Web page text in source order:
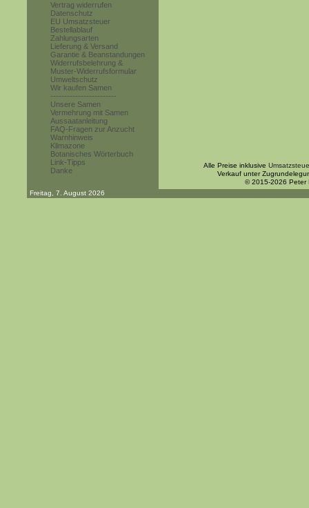
Vertrag widerrufen
Datenschutz
EU Umsatzsteuer
Bestellablauf
Zahlungsarten
Lieferung & Versand
Garantie & Beanstandungen
Widerrufsbelehrung &
Muster-Widerrufsformular
Umweltschutz
Wir kaufen Samen
------------------------
Unsere Samen
Vermehrung mit Samen
Aussaatanleitung
FAQ-Fragen zur Anzucht
Warnhinweis
Klimazone
Botanisches Wörterbuch
Link-Tipps
Danke
Alle Preise inklusive
Verkauf unter
© 2015-2026 Peter
Freitag, 7. August 2026